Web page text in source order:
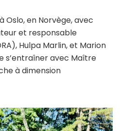
Oslo, en Norvège, avec
et responsable
Hulpa Marlin, et Marion
s’entraîner avec Maître
à dimension